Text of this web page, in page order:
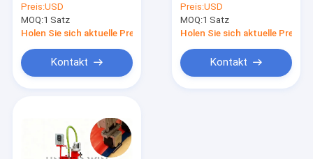
Kreiswebstuhl-Maschine
FIBC-Tasche, die Maschine herstellt
Plane, die Maschine herstellt
pneumatische
schnelle
Geschwindigkeit
Preis:USD
MOQ:1 Satz
Holen Sie sich aktuelle Preis
Kontakt
Stetige Leistung
Genaue
Temperaturkontrolle
Preis:USD
MOQ:1 Satz
Holen Sie sich aktuelle Preis
Kontakt